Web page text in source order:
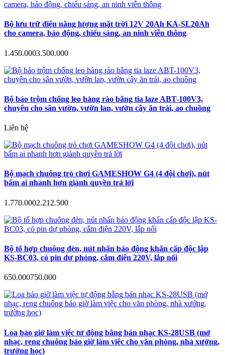
Bộ lưu trữ điện năng lượng mặt trời 12V 20Ah KA-SL20Ah
cho camera, báo động, chiếu sáng, an ninh viễn thông
1.450.0003.500.000
Bộ báo trộm chống leo hàng rào bằng tia laze ABT-100V3,
chuyên cho sân vườn, vườn lan, vườn cây ăn trái, ao chuồng
Liên hệ
Bộ mạch chuông trò chơi GAMESHOW G4 (4 đội chơi), nút
bấm ai nhanh hơn giành quyền trả lời
1.770.0002.212.500
Bộ tổ hợp chuông đèn, nút nhấn báo động khẩn cấp độc lập
KS-BC03, có pin dự phòng, cắm điện 220V, lắp nổi
650.000750.000
Loa báo giờ làm việc tự động bằng bản nhạc KS-28USB (mở
nhạc, reng chuông báo giờ làm việc cho văn phòng, nhà xưởng,
trường học)